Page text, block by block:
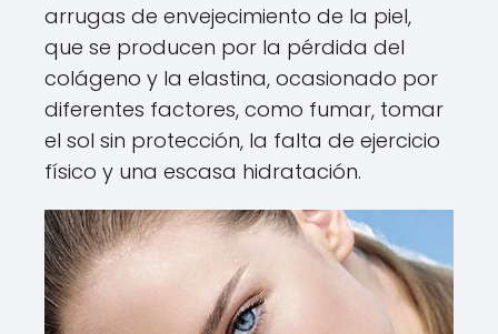
arrugas de envejecimiento de la piel,
que se producen por la pérdida del
colágeno y la elastina, ocasionado por
diferentes factores, como fumar, tomar
el sol sin protección, la falta de ejercicio
físico y una escasa hidratación.